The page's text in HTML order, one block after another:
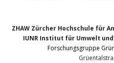
ZHAW Zürcher Hochschule für
IUNR Institut für Umwelt
Forschungsgruppe